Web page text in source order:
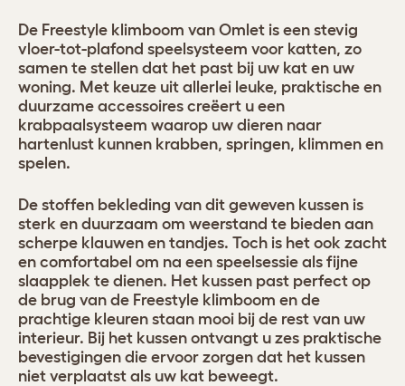
De Freestyle klimboom van Omlet is een stevig
vloer-tot-plafond speelsysteem voor katten, zo
samen te stellen dat het past bij uw kat en uw
woning. Met keuze uit allerlei leuke, praktische en
duurzame accessoires creëert u een
krabpaalsysteem waarop uw dieren naar
hartenlust kunnen krabben, springen, klimmen en
spelen.
De stoffen bekleding van dit geweven kussen is
sterk en duurzaam om weerstand te bieden aan
scherpe klauwen en tandjes. Toch is het ook zacht
en comfortabel om na een speelsessie als fijne
slaapplek te dienen. Het kussen past perfect op
de brug van de Freestyle klimboom en de
prachtige kleuren staan mooi bij de rest van uw
interieur. Bij het kussen ontvangt u zes praktische
bevestigingen die ervoor zorgen dat het kussen
niet verplaatst als uw kat beweegt.